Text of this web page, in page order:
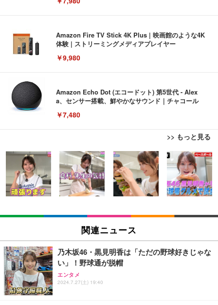
Amazon Fire TV Stick 4K Plus | 映画館のような4K
体験 | ストリーミングメディアプレイヤー
￥9,980
Amazon Echo Dot (エコードット) 第5世代 - Alex
a、センサー搭載、鮮やかなサウンド｜チャコール
￥7,480
>> もっと見る
[EdoErgo] オフィスチェア 椅子 テレワーク 疲れな
い 跳ね上げ式アームレスト コンパクト 約105度ロッ
キング pc 事務椅子 360度回転 座面昇降 強化ナイロ
ン樹脂ベース 通気性メッシュ 在宅ワーク H-WY01
(黒網+黒枠+黒足)
￥5,699
SIHOO B100 オフィスチェア／デスクチェア メッシ
ュチェア 人間工学 疲れない ブラック
￥27,999
Sezlife オフィスチェア デスクチェア 疲れない テレ
ワーク チェア 強化バックレスト 30度ロッキング機
能 人間工学 椅子 腰サポート 90度跳ね上げ式アーム
EIZO ビジネス向けプレミアムモニター | FlexScan
EV3240X-WT | 31.5型4K UHD・USB Type-C・ホワ
イト
￥105,595
EIZO ビジネス向けプレミアムモニター | FlexScan
￥109,572
【純正品】27"ゲーミングモニター DualSense 充電
フック付き（CFI-ZDM1J）
Amazonベーシック ペットシーツ 薄型 レギュラー 1
回使い捨て 無香料 ホワイト 300枚
￥3,373
Amazonベーシック ペットシーツ 厚型 ワイド 42枚
x2袋(84枚) ホワイト(吸収面:ライトブルー)
￥3,234
ネオ・ルーライフ ネオ・オムツ L 中型犬用 26枚入
り 単品
関連ニュース
乃木坂46・黒見明香は「ただの野球好きじゃな
い」！野球通が脱帽
エンタメ
2024.7.27(土) 19:40